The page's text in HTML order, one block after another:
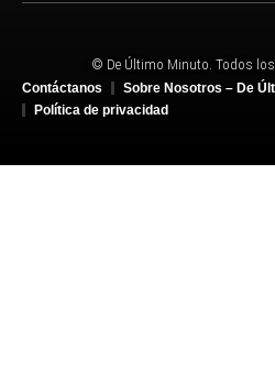
© De Último Minuto. Todos los
Contáctanos
Sobre Nosotros – De
Política de privacidad